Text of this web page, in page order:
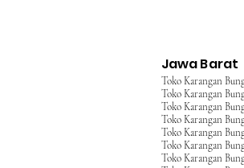
Jawa Barat
Toko Karangan
Toko Karangan
Toko Karangan
Toko Karangan
Toko Karangan
Toko Karangan
Toko Karangan